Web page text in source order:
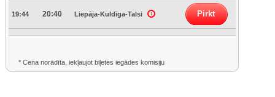
19:44 20:40 Liepāja-Kuldīga-Talsi Pirkt
* Cena norādīta, iekļaujot biļetes iegādes komisiju